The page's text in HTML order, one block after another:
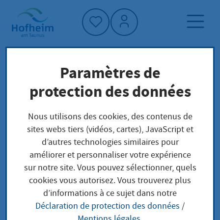
Accueil"
Page d'accueil
Vivre à Hofheim
Bureau des citoyens
Analyse du site
Lorsbach
Neue Impulse für den Stadtteil
Paramètres de
protection des données
Nous utilisons des cookies, des contenus de
sites webs tiers (vidéos, cartes), JavaScript et
d’autres technologies similaires pour
améliorer et personnaliser votre expérience
sur notre site. Vous pouvez sélectionner, quels
cookies vous autorisez. Vous trouverez plus
d’informations à ce sujet dans notre
Déclaration de protection des données /